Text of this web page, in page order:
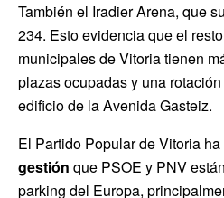
También el Iradier Arena, que
234. Esto evidencia que el
municipales de Vitoria tienen
plazas ocupadas y una
edificio de la Avenida Gasteiz.
El Partido Popular de Vitoria
gestión que PSOE y PNV
parking del Europa,